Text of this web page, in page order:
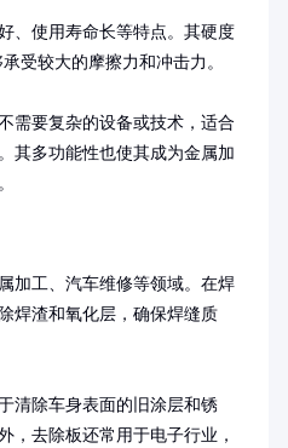
、使用寿命长等特点。其硬度
受较大的摩擦力和冲击力。
需要复杂的设备或技术，适合
其多功能性也使其成为金属加
加工、汽车维修等领域。在焊
焊渣和氧化层，确保焊缝质
清除车身表面的旧涂层和锈
，去除板还常用于电子行业，